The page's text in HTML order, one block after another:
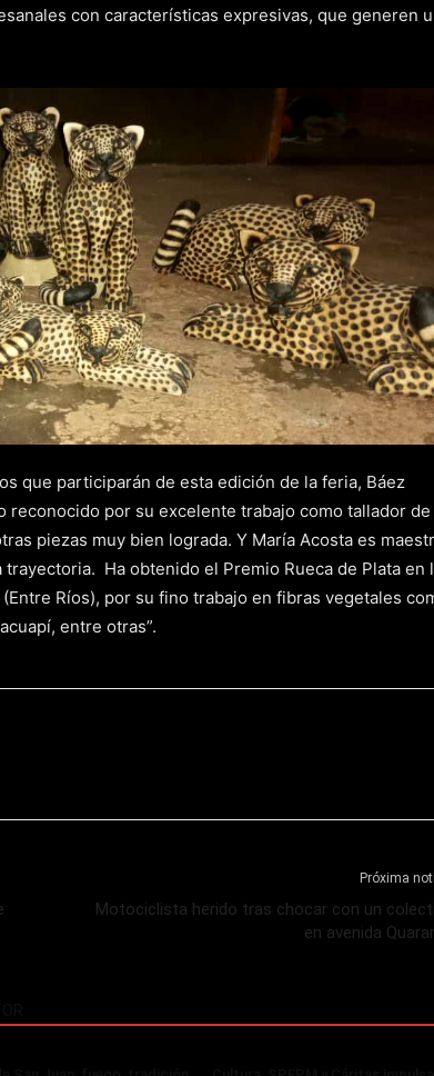
con características expresivas, que generen
que participarán de esta edición de la feria, Báez
reconocido por su excelente trabajo como tallador de
piezas muy bien lograda. Y María Acosta es
Ha obtenido el Premio Rueca de Plata en
Ríos), por su fino trabajo en fibras vegetales
entre otras”.
Próxima
Motociclista herido tras chocar con un
en avenida